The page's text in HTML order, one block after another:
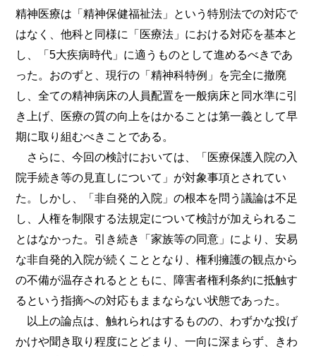
精神医療は「精神保健福祉法」という特別法での対応で
はなく、他科と同様に「医療法」における対応を基本と
し、「5大疾病時代」に適うものとして進めるべきであ
った。おのずと、現行の「精神科特例」を完全に撤廃
し、全ての精神病床の人員配置を一般病床と同水準に引
き上げ、医療の質の向上をはかることは第一義として早
期に取り組むべきことである。
さらに、今回の検討においては、「医療保護入院の入
院手続き等の見直しについて」が対象事項とされてい
た。しかし、「非自発的入院」の根本を問う議論は不足
し、人権を制限する法規定について検討が加えられるこ
とはなかった。引き続き「家族等の同意」により、安易
な非自発的入院が続くこととなり、権利擁護の観点から
の不備が温存されるとともに、障害者権利条約に抵触す
るという指摘への対応もままならない状態であった。
以上の論点は、触れられはするものの、わずかな投げ
かけや聞き取り程度にとどまり、一向に深まらず、きわ